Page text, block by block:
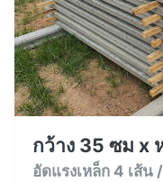
กว้าง 35 ซม x
อัดแรงเหล็ก 4 เส้